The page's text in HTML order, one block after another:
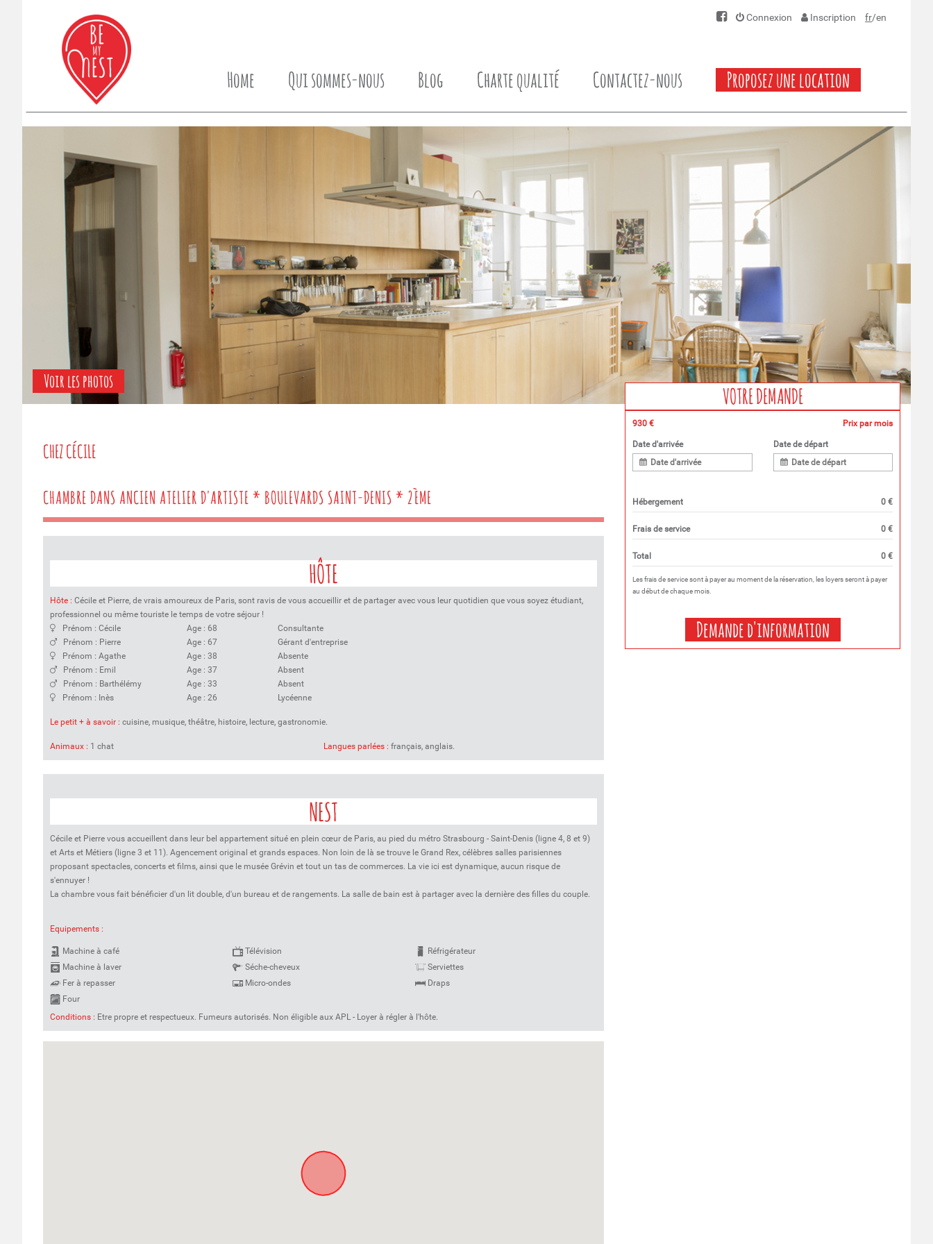
Connexion Inscription fr/en
Home Qui sommes-nous Blog Charte qualité Contactez-nous Proposez une location
Voir les photos
CHEZ CÉCILE
CHAMBRE DANS ANCIEN ATELIER D'ARTISTE * BOULEVARDS SAINT-DENIS * 2ÈME
HÔTE
Hôte : Cécile et Pierre, de vrais amoureux de Paris, sont ravis de vous accueillir et de partager avec vous leur quotidien que vous soyez étudiant,
professionnel ou même touriste le temps de votre séjour !
Prénom : Cécile
Age : 68
Consultante
Prénom : Pierre
Age : 67
Gérant d'entreprise
Prénom : Agathe
Age : 38
Absente
Prénom : Emil
Age : 37
Absent
Prénom : Barthélémy
Age : 33
Absent
Prénom : Inès
Age : 26 Lycéenne
Le petit + à savoir : cuisine, musique, théâtre, histoire, lecture, gastronomie.
Animaux : 1 chat Langues parlées :français, anglais.
NEST
Cécile et Pierre vous accueillent dans leur bel appartement situé en plein cœur de Paris, au pied du métro Strasbourg - Saint-Denis (ligne 4, 8 et 9)
et Arts et Métiers (ligne 3 et 11). Agencement original et grands espaces. Non loin de là se trouve le Grand Rex, célèbres salles parisiennes
proposant spectacles, concerts et films, ainsi que le musée Grévin et tout un tas de commerces. La vie ici est dynamique, aucun risque de
s'ennuyer !
La chambre vous fait bénéficier d'un lit double, d'un bureau et de rangements. La salle de bain est à partager avec la dernière des filles du couple.
Equipements :
Machine à café Télévision
Réfrigérateur
Machine à laver
Séche-cheveux
Serviettes
Fer à repasser
Micro-ondes
Draps
Four
Conditions : Etre propre et respectueux. Fumeurs autorisés. Non éligible aux APL - Loyer à régler à l'hôte.
VOTRE DEMANDE
930 € Prix par mois
Date d'arrivée Date de départ
Hébergement 0 €
Frais de service 0 €
Total 0 €
Les frais de service sont à payer au moment de la réservation, les loyers seront à payer
au début de chaque mois.
Demande d'information